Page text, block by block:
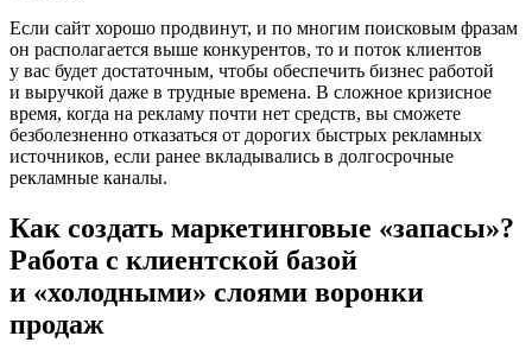
Если сайт хорошо продвинут, и по многим поисковым фразам
он располагается выше конкурентов, то и поток клиентов
у вас будет достаточным, чтобы обеспечить бизнес работой
и выручкой даже в трудные времена. В сложное кризисное
время, когда на рекламу почти нет средств, вы сможете
безболезненно отказаться от дорогих быстрых рекламных
источников, если ранее вкладывались в долгосрочные
рекламные каналы.
Как создать маркетинговые «запасы»?
Работа с клиентской базой
и «холодными» слоями воронки
продаж